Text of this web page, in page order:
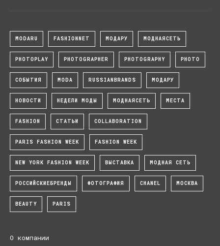
MODARU FASHIONNET МОДАРУ МОДНАЯСЕТЬ
PHOTOPLAY PHOTOGRAPHER PHOTOGRAPHY PHOTO
СОБЫТИЯ MODA RUSSIANBRANDS МОДАРУ
НОВОСТИ НЕДЕЛИ МОДЫ МОДНАЯСЕТЬ МЕСТА
FASHION СТАТЬИ COLLABORATION
PARIS FASHION WEEK FASHION WEEK
NEW YORK FASHION WEEK ВЫСТАВКА МОДНАЯ СЕТЬ
РОССИЙСКИЕБРЕНДЫ ФОТОГРАФИЯ CHANEL МОСКВА
BEAUTY PARIS
О компании